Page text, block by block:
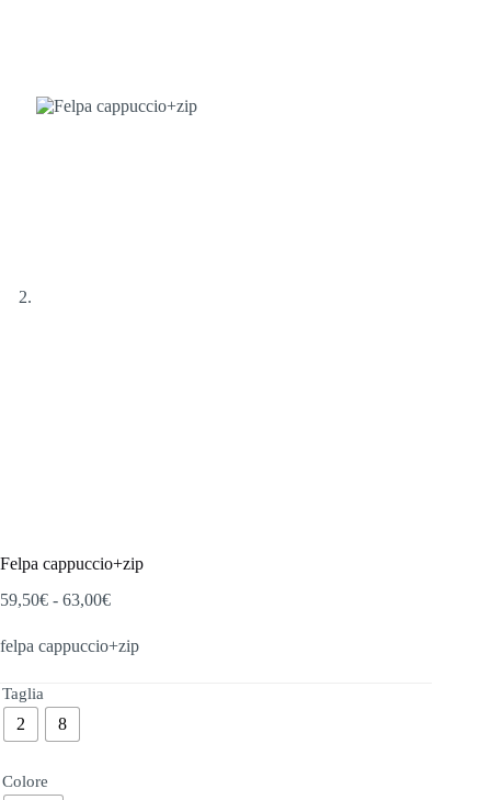
Felpa cappuccio+zip
59,50€ - 63,00€Fascia
prezzo:
da
felpa cappuccio+zip
Taglia
2 8
Colore